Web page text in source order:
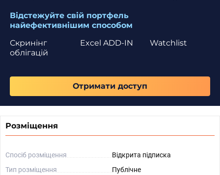
Відстежуйте свій портфель
найефективнішим способом
Скринінг
облігацій
Watchlist
Excel ADD-IN
Отримати доступ
Розміщення
Спосіб розміщення
Відкрита підписка
Тип розміщення
Публічне